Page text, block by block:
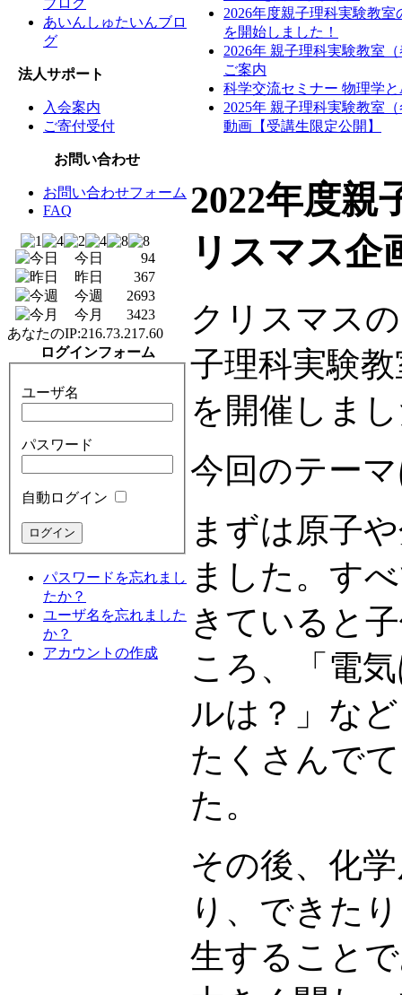
ブログ
あいんしゅたいんブロ
グ
法人サポート
入会案内
ご寄付受付
お問い合わせ
お問い合わせフォーム
FAQ
今日
94
昨日
367
今週
2693
今月
3423
あなたのIP:216.73.217.60
ログインフォーム
ユーザ名
パスワード
自動ログイン
パスワードを忘れまし
たか？
ユーザ名を忘れました
か？
アカウントの作成
2026年度親子理科実験教室
を開始しました！
2026年 親子理科実験教室
ご案内
科学交流セミナー 物理学
2025年 親子理科実験教室
動画【受講生限定公開】
2022年度親
リスマス企
クリスマス
子理科実験
を開催しま
今回のテー
まずは原子
ました。す
きていると
ころ、「電
ルは？」な
たくさんで
た。
その後、化
り、できた
生すること